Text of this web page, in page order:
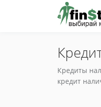
Кредиты
кредит